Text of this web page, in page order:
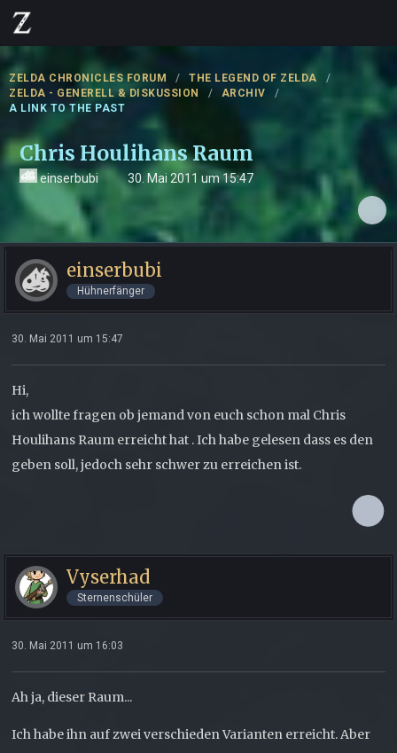
ZELDA CHRONICLES FORUM
THE LEGEND OF ZELDA
ZELDA - GENERELL & DISKUSSION
ARCHIV
A LINK TO THE PAST
Chris Houlihans Raum
einserbubi 30. Mai 2011 um 15:47
einserbubi
Hühnerfänger
30. Mai 2011 um 15:47
Hi,
ich wollte fragen ob jemand von euch schon mal Chris
Houlihans Raum erreicht hat . Ich habe gelesen dass es den
geben soll, jedoch sehr schwer zu erreichen ist.
Vyserhad
Sternenschüler
30. Mai 2011 um 16:03
Ah ja, dieser Raum...
Ich habe ihn auf zwei verschieden Varianten erreicht. Aber